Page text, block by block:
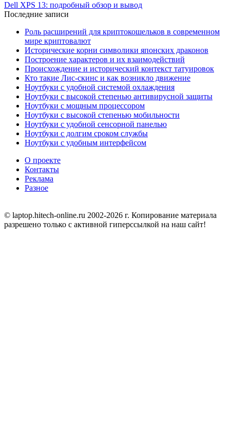
Dell XPS 13: подробный обзор и вывод
Последние записи
Роль расширений для криптокошельков в современном
мире криптовалют
Исторические корни символики японских драконов
Построение характеров и их взаимодействий
Происхождение и исторический контекст татуировок
Кто такие Лис-скинс и как возникло движение
Ноутбуки с удобной системой охлаждения
Ноутбуки с высокой степенью антивирусной защиты
Ноутбуки с мощным процессором
Ноутбуки с высокой степенью мобильности
Ноутбуки с удобной сенсорной панелью
Ноутбуки с долгим сроком службы
Ноутбуки с удобным интерфейсом
О проекте
Контакты
Реклама
Разное
© laptop.hitech-online.ru 2002-2026 г. Копирование материала
разрешено только с активной гиперссылкой на наш сайт!